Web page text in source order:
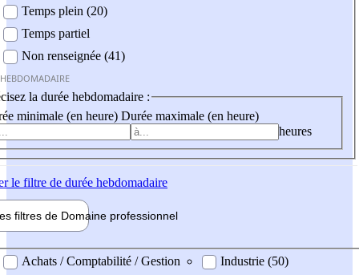
Temps plein (20)
Temps partiel
Non renseignée (41)
la durée hebdomadaire :
minimale (en heure) Durée maximale (en heure)
heures
le filtre de durée hebdomadaire
filtres de Domaine professionnel
professionel
Achats / Comptabilité / Gestion
Industrie (50)